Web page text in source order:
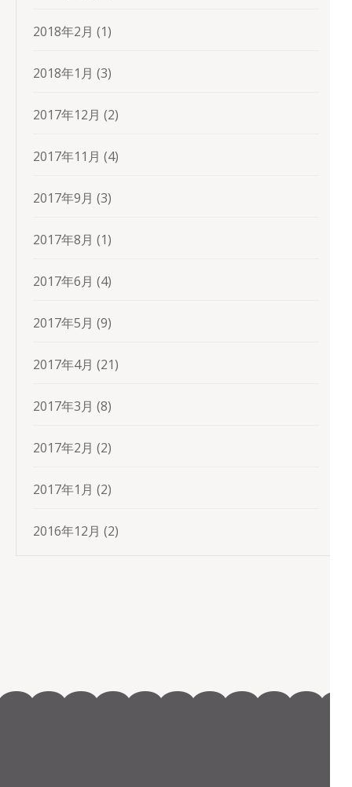
2018年2月 (1)
2018年1月 (3)
2017年12月 (2)
2017年11月 (4)
2017年9月 (3)
2017年8月 (1)
2017年6月 (4)
2017年5月 (9)
2017年4月 (21)
2017年3月 (8)
2017年2月 (2)
2017年1月 (2)
2016年12月 (2)